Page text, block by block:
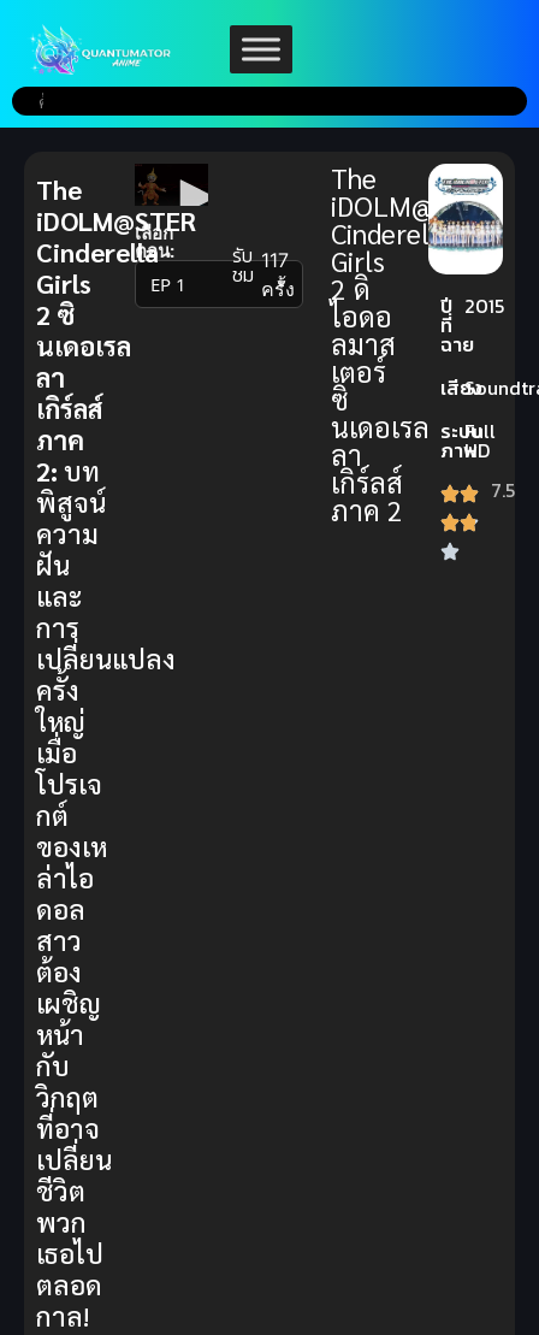
เลือก
ตอน:
▼
รับ
ชม 117
ครั้ง
The
iDOLM@STER
Cinderella
Girls
2 ดิ
ไอดอ
ลมาส
เตอร์
ซิ
นเดอเรล
ลา
เกิร์ลส์
ภาค 2
ปี
ที่
ฉาย
2015
เสียง
ระบบ
ภาพ
Full
HD
7.5
The
iDOLM@STER
Cinderella
Girls
2 ซิ
นเดอเรล
ลา
เกิร์ลส์
ภาค
2: บท
พิสูจน์
ความ
ฝัน
และ
การ
เปลี่ยนแปลง
ครั้ง
ใหญ่
เมื่อ
โปรเจ
กต์
ของเห
ล่าไอ
ดอล
สาว
ต้อง
เผชิญ
หน้า
กับ
วิกฤต
ที่อาจ
เปลี่ยน
ชีวิต
พวก
เธอไป
ตลอด
กาล!